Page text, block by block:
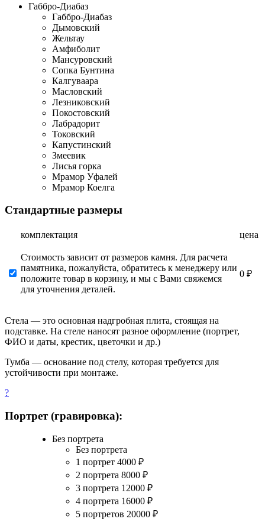
Габбро-Диабаз
Габбро-Диабаз
Дымовский
Жельтау
Амфиболит
Мансуровский
Сопка Бунтина
Калгуваара
Масловский
Лезниковский
Покостовский
Лабрадорит
Токовский
Капустинский
Змеевик
Лисья горка
Мрамор Уфалей
Мрамор Коелга
Стандартные размеры
комплектация цена
Стоимость зависит от размеров камня. Для расчета
памятника, пожалуйста, обратитесь к менеджеру или
положите товар в корзину, и мы с Вами свяжемся
для уточнения деталей.
0 ₽
Стела — это основная надгробная плита, стоящая на
подставке. На стеле наносят разное оформление (портрет,
ФИО и даты, крестик, цветочки и др.)
Тумба — основание под стелу, которая требуется для
устойчивости при монтаже.
?
Портрет (гравировка):
Без портрета
Без портрета
1 портрет 4000 ₽
2 портрета 8000 ₽
3 портрета 12000 ₽
4 портрета 16000 ₽
5 портретов 20000 ₽